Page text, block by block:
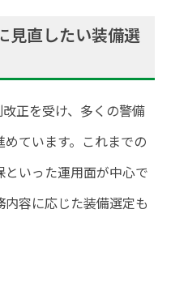
見直したい装備選
正を受け、多くの警備
ています。これまでの
いった運用面が中心で
内容に応じた装備選定も